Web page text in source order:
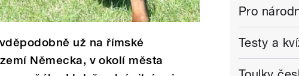
už na římské
Německa, v okolí města
Pro
Testy a